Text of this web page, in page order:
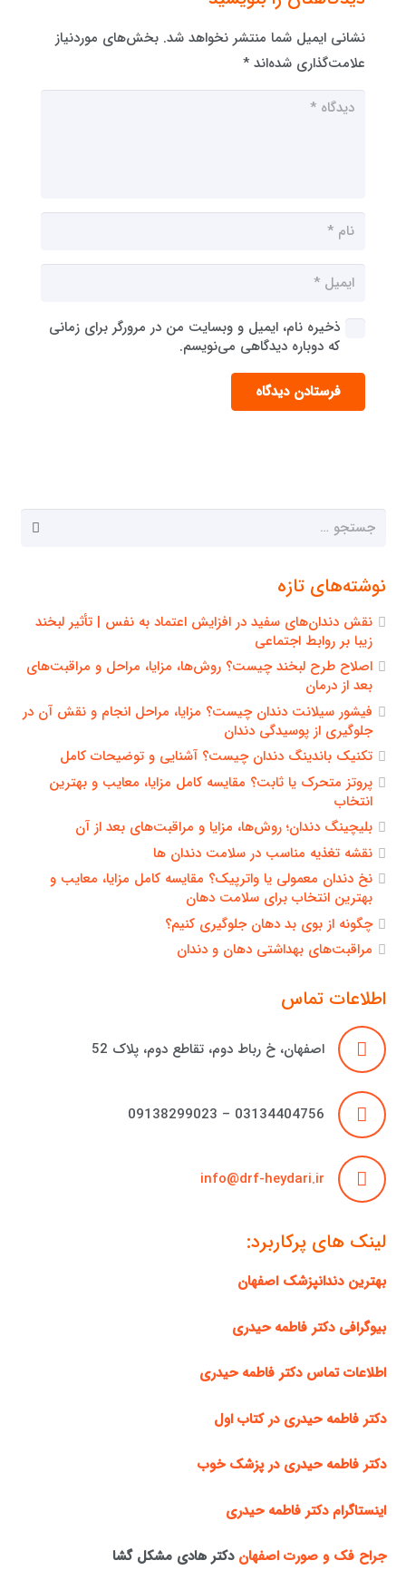
نشانی ایمیل شما منتشر نخواهد شد. بخش‌های موردنیاز
علامت‌گذاری شده‌اند *
ذخیره نام، ایمیل و وبسایت من در مرورگر برای زمانی
که دوباره دیدگاهی می‌نویسم.
فرستادن دیدگاه
جستجو
نوشته‌های تازه
نقش دندان‌های سفید در افزایش اعتماد به نفس | تأثیر لبخند
زیبا بر روابط اجتماعی
اصلاح طرح لبخند چیست؟ روش‌ها، مزایا، مراحل و مراقبت‌های
بعد از درمان
فیشور سیلانت دندان چیست؟ مزایا، مراحل انجام و نقش آن در
جلوگیری از پوسیدگی دندان
تکنیک باندینگ دندان چیست؟ آشنایی و توضیحات کامل
پروتز متحرک یا ثابت؟ مقایسه کامل مزایا، معایب و بهترین
انتخاب
بلیچینگ دندان؛ روش‌ها، مزایا و مراقبت‌های بعد از آن
نقشه تغذیه مناسب در سلامت دندان ها
نخ دندان معمولی یا واترپیک؟ مقایسه کامل مزایا، معایب و
بهترین انتخاب برای سلامت دهان
چگونه از بوی بد دهان جلوگیری کنیم؟
مراقبت‌های بهداشتی دهان و دندان
اطلاعات تماس
اصفهان، خ رباط دوم، تقاطع دوم، پلاک 52
03134404756 – 09138299023
info@drf-heydari.ir
لینک های پرکاربرد:
بهترین دندانپزشک اصفهان
بیوگرافی دکتر فاطمه حیدری
اطلاعات تماس دکتر فاطمه حیدری
دکتر فاطمه حیدری در کتاب اول
دکتر فاطمه حیدری در پزشک خوب
اینستاگرام دکتر فاطمه حیدری
جراح فک و صورت اصفهان دکتر هادی مشکل گشا